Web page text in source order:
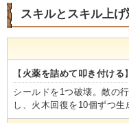
スキルとスキル上
【 火薬を詰めて叩き付ける】
シールドを1つ破壊。敵の
し、火木回復を10個ずつ生